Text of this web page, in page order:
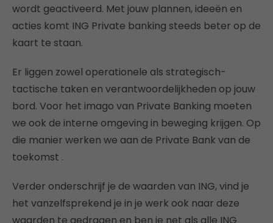
wordt geactiveerd. Met jouw plannen, ideeën en
acties komt ING Private banking steeds beter op de
kaart te staan.
Er liggen zowel operationele als strategisch-
tactische taken en verantwoordelijkheden op jouw
bord. Voor het imago van Private Banking moeten
we ook de interne omgeving in beweging krijgen. Op
die manier werken we aan de Private Bank van de
toekomst .
Verder onderschrijf je de waarden van ING, vind je
het vanzelfsprekend je in je werk ook naar deze